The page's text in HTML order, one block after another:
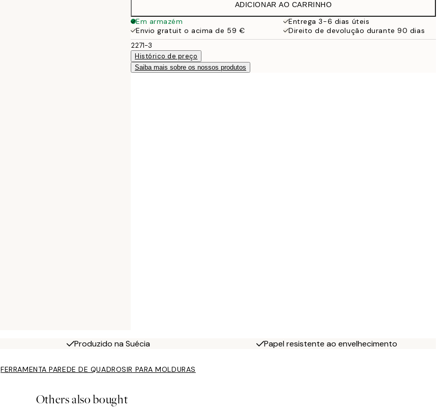
ADICIONAR AO CARRINHO
Em armazém
Entrega 3-6 dias úteis
Envio gratuit o acima de 59 €
Direito de devolução durante 90 dias
2271-3
Histórico de preço
Saiba mais sobre os nossos produtos
Produzido na Suécia Papel resistente ao envelhecimento
FERRAMENTA PAREDE DE QUADROSIR PARA MOLDURAS
Others also bought